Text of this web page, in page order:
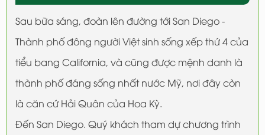
Sau bữa sáng, đoàn lên đường tới San Diego -
Thành phố đông người Việt sinh sống xếp thứ 4 của
tiểu bang California, và cũng được mệnh danh là
thành phố đáng sống nhất nước Mỹ, nơi đây còn
là căn cứ Hải Quân của Hoa Kỳ.
Đến San Diego. Quý khách tham dự chương trình